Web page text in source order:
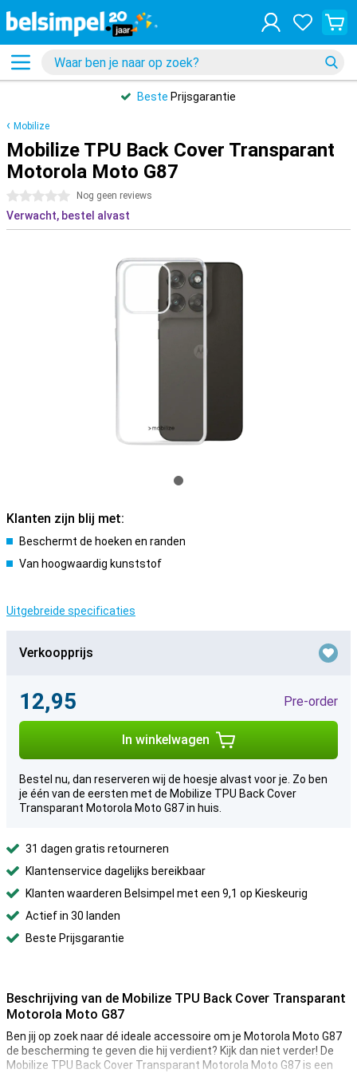
Beste Prijsgarantie
Mobilize
Mobilize TPU Back Cover Transparant
Motorola Moto G87
0 sterren Nog geen reviews
Verwacht, bestel alvast
Klanten zijn blij met:
Beschermt de hoeken en randen
Van hoogwaardig kunststof
Uitgebreide specificaties
Verkoopprijs
12,95 Pre-order
In winkelwagen
Bestel nu, dan reserveren wij de hoesje alvast voor je. Zo ben
je één van de eersten met de Mobilize TPU Back Cover
Transparant Motorola Moto G87 in huis.
31 dagen gratis retourneren
Klantenservice dagelijks bereikbaar
Klanten waarderen Belsimpel met een 9,1 op Kieskeurig
Actief in 30 landen
Beste Prijsgarantie
Beschrijving van de Mobilize TPU Back Cover Transparant
Motorola Moto G87
Ben jij op zoek naar dé ideale accessoire om je Motorola Moto G87
de bescherming te geven die hij verdient? Kijk dan niet verder! De
Mobilize TPU Back Cover Transparant Motorola Moto G87 is een